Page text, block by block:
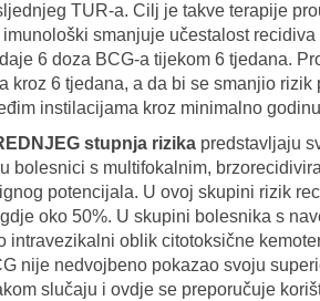
TUR-a. Cilj je takve terapije
smanjuje učestalost
6 doza BCG-a tijekom 6 tjedana.
kroz 6 tjedana, a da bi se smanjio
instilacijama kroz minimalno
stupnja rizika predstavljaju
bolesnici s multifokalnim,
potencijala. U ovoj skupini rizik
oko 50%. U skupini bolesnika s
intravezikalni oblik citotoksične
nije nedvojbeno pokazao svoju
slučaju i ovdje se preporučuje